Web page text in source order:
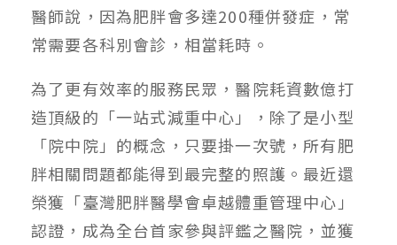
醫師說，因為肥胖會多達200種併發症，常
常需要各科別會診，相當耗時。
為了更有效率的服務民眾，醫院耗資數億打
造頂級的「一站式減重中心」，除了是小型
「院中院」的概念，只要掛一次號，所有肥
胖相關問題都能得到最完整的照護。最近還
榮獲「臺灣肥胖醫學會卓越體重管理中心」
認證，成為全台首家參與評鑑之醫院，並獲